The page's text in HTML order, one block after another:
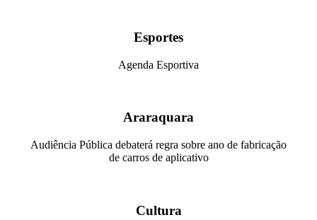
Esportes
Agenda Esportiva
Araraquara
Audiência Pública debaterá regra sobre ano de fabricação
de carros de aplicativo
Cultura